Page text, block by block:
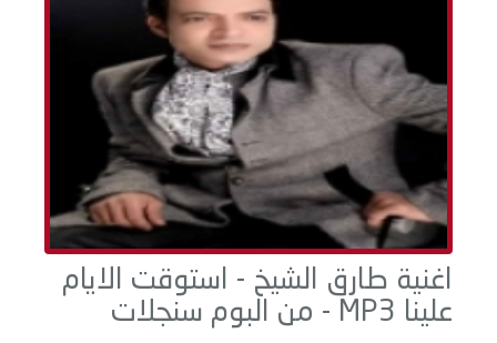
اغنية طارق الشيخ - استوقت الايام
علينا MP3 - من البوم سنجلات